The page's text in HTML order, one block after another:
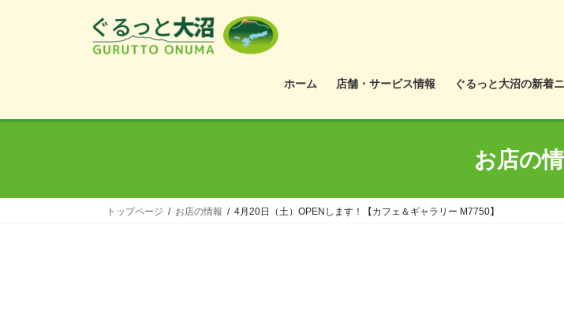
ホーム 店舗・サービス情報 ぐるっと大沼の新着
お店の
トップページ お店の情報 4月20日（土）OPENします！【カフェ＆ギャラリー M7750】